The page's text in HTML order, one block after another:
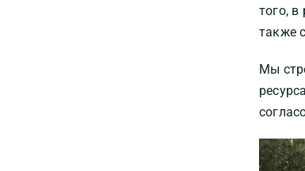
того,
также
Мы